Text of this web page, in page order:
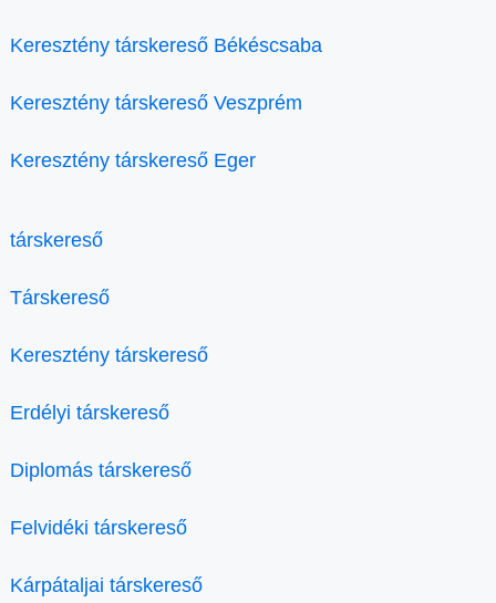
Keresztény társkereső Békéscsaba
Keresztény társkereső Veszprém
Keresztény társkereső Eger
társkereső
Társkereső
Keresztény társkereső
Erdélyi társkereső
Diplomás társkereső
Felvidéki társkereső
Kárpátaljai társkereső